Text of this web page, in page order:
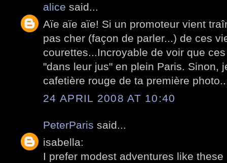
alice said...
Aïe aïe aïe! Si un promoteur vient
pas cher (façon de parler...) de ces
courettes...Incroyable de voir que
"dans leur jus" en plein Paris. Sinon,
cafetière rouge de ta première
24 APRIL 2008 AT 10:40
PeterParis said...
isabella:
I prefer modest adventures like